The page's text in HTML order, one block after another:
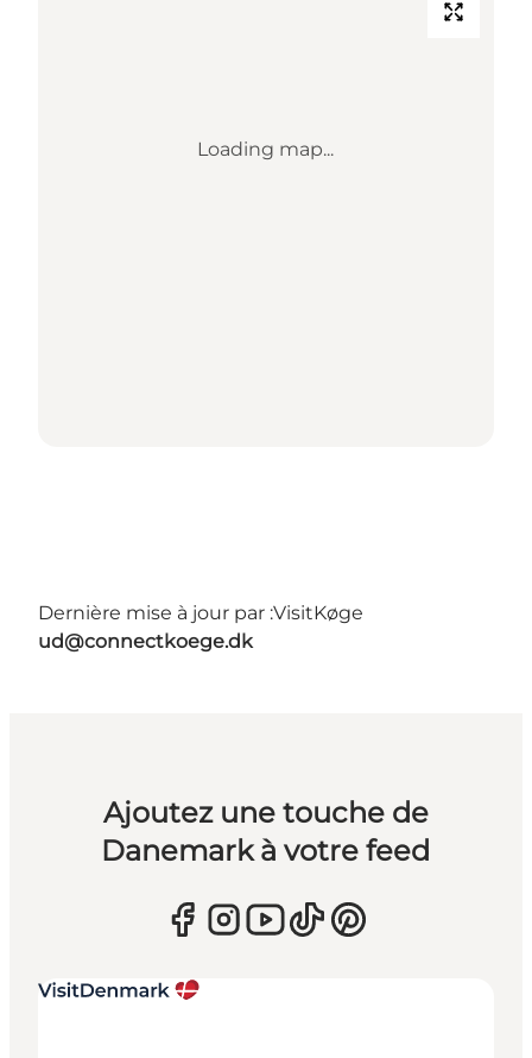
Loading map...
Dernière mise à jour par :VisitKøge
ud@connectkoege.dk
Ajoutez une touche de
Danemark à votre feed